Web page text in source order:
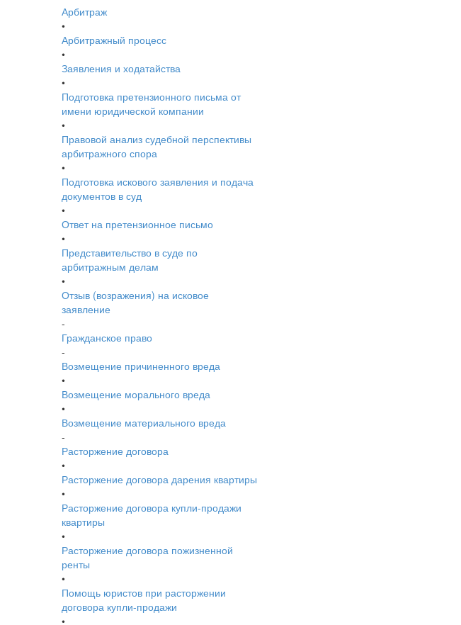
Арбитраж
•
Арбитражный процесс
•
Заявления и ходатайства
•
Подготовка претензионного письма от
имени юридической компании
•
Правовой анализ судебной перспективы
арбитражного спора
•
Подготовка искового заявления и подача
документов в суд
•
Ответ на претензионное письмо
•
Представительство в суде по
арбитражным делам
•
Отзыв (возражения) на исковое
заявление
-
Гражданское право
-
Возмещение причиненного вреда
•
Возмещение морального вреда
•
Возмещение материального вреда
-
Расторжение договора
•
Расторжение договора дарения квартиры
•
Расторжение договора купли-продажи
квартиры
•
Расторжение договора пожизненной
ренты
•
Помощь юристов при расторжении
договора купли-продажи
•